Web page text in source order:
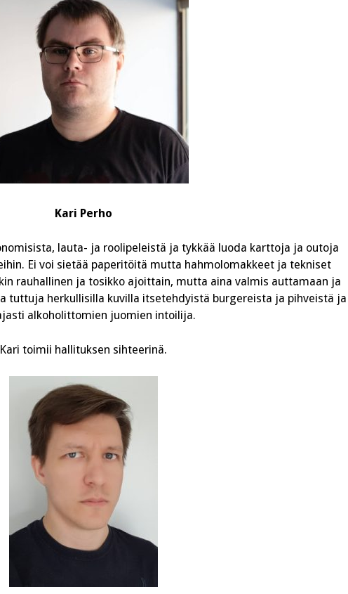
Kari Perho
lauta- ja roolipeleistä ja tykkää luoda karttoja ja outoja
Ei voi sietää paperitöitä mutta hahmolomakkeet ja tekniset
rauhallinen ja tosikko ajoittain, mutta aina valmis auttamaan ja
tuttuja herkullisilla kuvilla itsetehdyistä burgereista ja pihveistä ja
alkoholittomien juomien intoilija.
Kari toimii hallituksen sihteerinä.